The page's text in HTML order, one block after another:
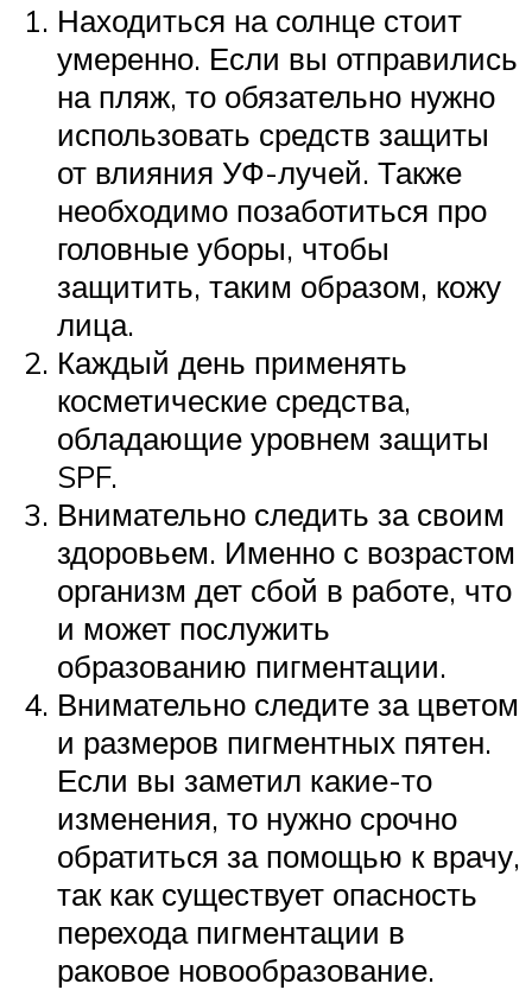
Находиться на солнце стоит
умеренно. Если вы отправились
на пляж, то обязательно нужно
использовать средств защиты
от влияния УФ-лучей. Также
необходимо позаботиться про
головные уборы, чтобы
защитить, таким образом, кожу
лица.
Каждый день применять
косметические средства,
обладающие уровнем защиты
SPF.
Внимательно следить за своим
здоровьем. Именно с возрастом
организм дет сбой в работе, что
и может послужить
образованию пигментации.
Внимательно следите за цветом
и размеров пигментных пятен.
Если вы заметил какие-то
изменения, то нужно срочно
обратиться за помощью к врачу,
так как существует опасность
перехода пигментации в
раковое новообразование.